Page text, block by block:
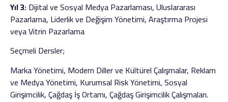
Yıl 3:Dijital ve Sosyal Medya Pazarlaması, Uluslararası
Pazarlama, Liderlik ve Değişim Yönetimi, Araştırma Projesi
veya Vitrin Pazarlama
Seçmeli Dersler;
Marka Yönetimi, Modern Diller ve Kültürel Çalışmalar, Reklam
ve Medya Yönetimi, Kurumsal Risk Yönetimi, Sosyal
Girişimcilik, Çağdaş İş Ortamı, Çağdaş Girişimcilik Çalışmaları.